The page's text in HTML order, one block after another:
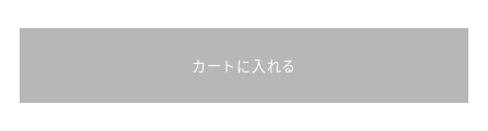
カートに入れる